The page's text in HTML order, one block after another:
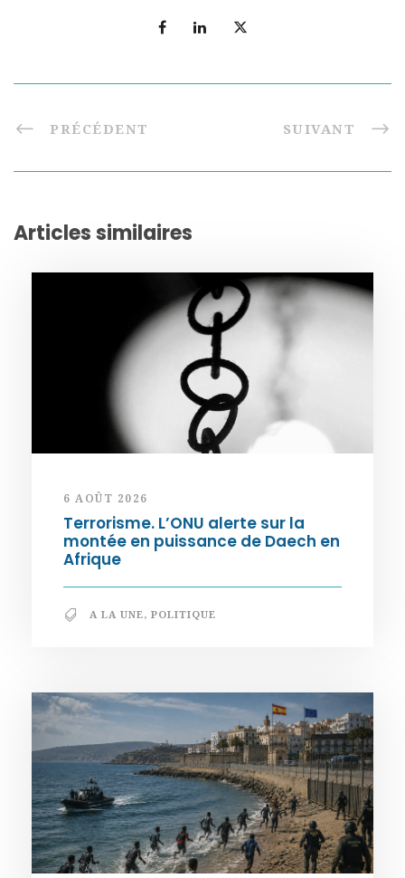
PRÉCÉDENT SUIVANT
Articles similaires
6 AOÛT 2026
Terrorisme. L’ONU alerte sur la
montée en puissance de Daech en
Afrique
A LA UNE, POLITIQUE